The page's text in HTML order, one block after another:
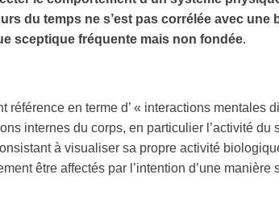
du temps ne s’est pas corrélée avec une
sceptique fréquente mais non fondée.
en terme d’ « interactions mentales
internes du corps, en particulier l’activité du
à visualiser sa propre activité
être affectés par l’intention d’une manière